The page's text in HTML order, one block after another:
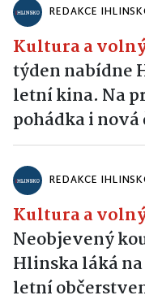
REDAKCE
Kultura a
týden nabídne
letní kina. Na
pohádka i
REDAKCE
Kultura a
Neobjevený
Hlinska láká
letní